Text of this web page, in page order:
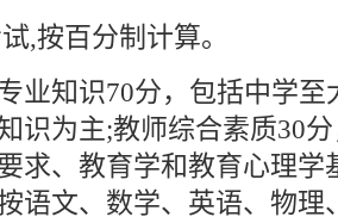
,按百分制计算。
业知识70分，包括中学
识为主;教师综合素质30
求、教育学和教育心理学
语文、数学、英语、物理